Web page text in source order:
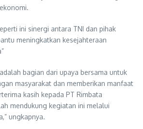
ini sinergi antara TNI dan pihak
meningkatkan kesejahteraan
bagian dari upaya bersama untuk
masyarakat dan memberikan manfaat
kasih kepada PT Rimbata
mendukung kegiatan ini melalui
ungkapnya.